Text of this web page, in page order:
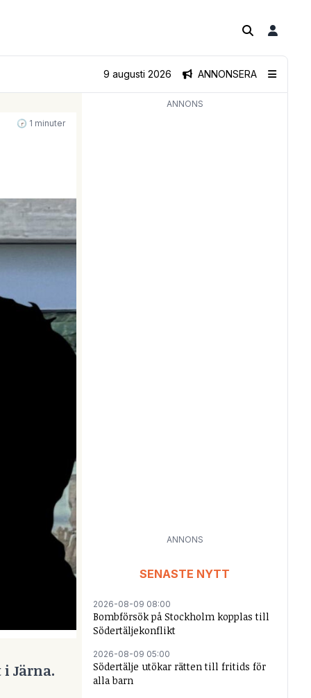
ANNONSERA
9 augusti 2026
🕝 1 minuter
Järna.
ANNONS
ANNONS
SENASTE NYTT
2026-08-09 08:00
Bombförsök på Stockholm kopplas till
Södertäljekonflikt
2026-08-09 05:00
Södertälje utökar rätten till fritids för
alla barn